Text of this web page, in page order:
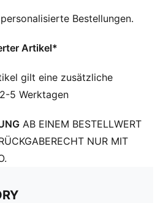
Bestellungen.
Artikel*
gilt eine zusätzliche
5 Werktagen
AB EINEM BESTELLWERT
NUR MIT